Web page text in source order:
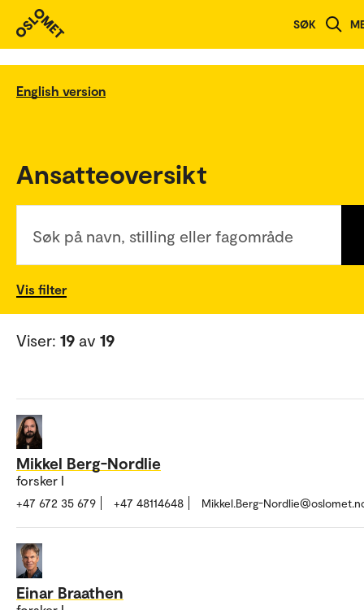
SØK
English version
Ansatteoversikt
Søk på navn, stilling eller fagområde
Vis filter
Viser: 19 av 19
Mikkel Berg-Nordlie
forsker I
+47 672 35 679 +47 48114648 Mikkel.Berg-
Einar Braathen